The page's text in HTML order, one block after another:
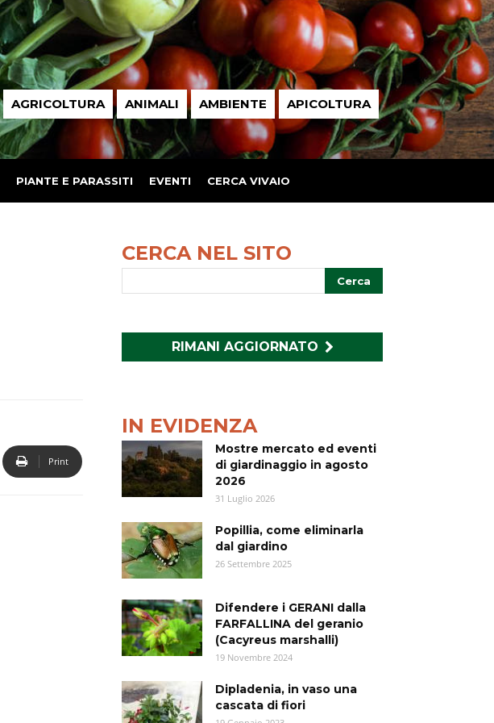
AGRICOLTURA ANIMALI AMBIENTE APICOLTURA
PIANTE E PARASSITI EVENTI CERCA VIVAIO
Print
CERCA NEL SITO
RIMANI AGGIORNATO
IN EVIDENZA
Mostre mercato ed eventi
di giardinaggio in agosto
2026
31 Luglio 2026
Popillia, come eliminarla
dal giardino
26 Settembre 2025
Difendere i GERANI dalla
FARFALLINA del geranio
(Cacyreus marshalli)
19 Novembre 2024
Dipladenia, in vaso una
cascata di fiori